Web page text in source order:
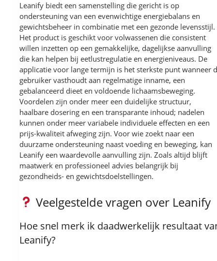
Leanify biedt een samenstelling die gericht is op
ondersteuning van een evenwichtige energiebalans en
gewichtsbeheer in combinatie met een gezonde levensstijl.
Het product is geschikt voor volwassenen die consistent
willen inzetten op een gemakkelijke, dagelijkse aanvulling
die kan helpen bij eetlustregulatie en energieniveaus. De
applicatie voor lange termijn is het sterkste punt wanneer
gebruiker vasthoudt aan regelmatige inname, een
gebalanceerd dieet en voldoende lichaamsbeweging.
Voordelen zijn onder meer een duidelijke structuur,
haalbare dosering en een transparante inhoud; nadelen
kunnen onder meer variabele individuele effecten en een
prijs-kwaliteit afweging zijn. Voor wie zoekt naar een
duurzame ondersteuning naast voeding en beweging, kan
Leanify een waardevolle aanvulling zijn. Zoals altijd blijft
maatwerk en professioneel advies belangrijk bij
gezondheids- en gewichtsdoelstellingen.
Veelgestelde vragen over Leanify
Hoe snel merk ik daadwerkelijk resultaat
Leanify?